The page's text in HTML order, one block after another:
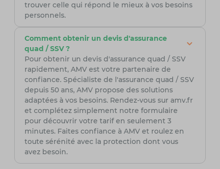
trouver celle qui répond le mieux à vos besoins
personnels.
Comment obtenir un devis d'assurance
quad / SSV ?
Pour obtenir un devis d'assurance quad / SSV
rapidement, AMV est votre partenaire de
confiance. Spécialiste de l'assurance quad / SSV
depuis 50 ans, AMV propose des solutions
adaptées à vos besoins. Rendez-vous sur amv.fr
et complétez simplement notre formulaire
pour découvrir votre tarif en seulement 3
minutes. Faites confiance à AMV et roulez en
toute sérénité avec la protection dont vous
avez besoin.